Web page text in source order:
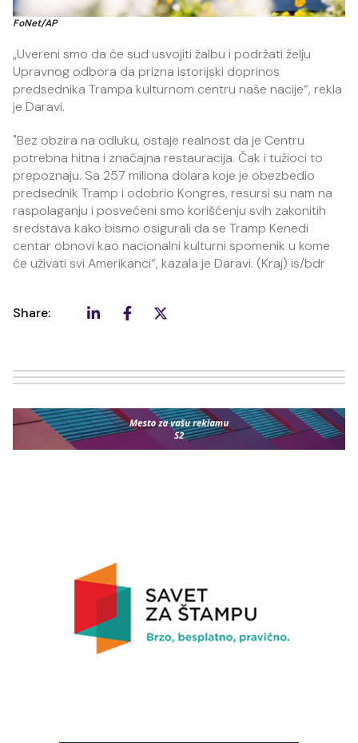
FoNet/AP
„Uvereni smo da će sud usvojiti žalbu i podržati želju
Upravnog odbora da prizna istorijski doprinos
predsednika Trampa kulturnom centru naše nacije“, rekla
je Daravi.
"Bez obzira na odluku, ostaje realnost da je Centru
potrebna hitna i značajna restauracija. Čak i tužioci to
prepoznaju. Sa 257 miliona dolara koje je obezbedio
predsednik Tramp i odobrio Kongres, resursi su nam na
raspolaganju i posvećeni smo korišćenju svih zakonitih
sredstava kako bismo osigurali da se Tramp Kenedi
centar obnovi kao nacionalni kulturni spomenik u kome
će uživati svi Amerikanci“, kazala je Daravi. (Kraj) is/bdr
Share: